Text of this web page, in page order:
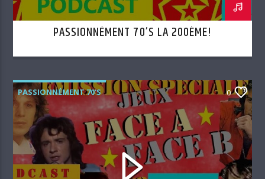
PASSIONNÉMENT 70’S LA 200ÈME!
PASSIONNÉMENT 70'S 0